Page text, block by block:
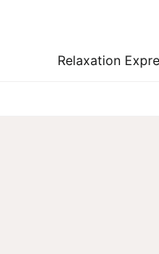
Relaxation